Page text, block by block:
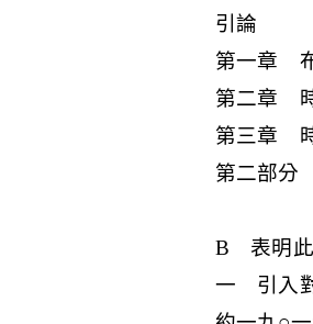
引論
第一章
第二章
第三章
第二部分
B 表明此
一 引入對